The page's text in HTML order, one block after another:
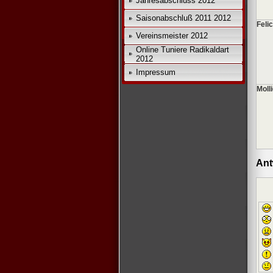
Saisonabschluß 2011 2012
Vereinsmeister 2012
Online Tuniere Radikaldart
2012
Impressum